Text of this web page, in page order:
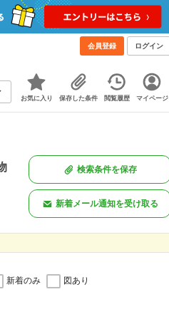
会員登録 ログイン
お気に入り 保存した条件 閲覧履歴 マイページ
検索条件を保存
新着メール通知を受け取る
新着のみ 図あり